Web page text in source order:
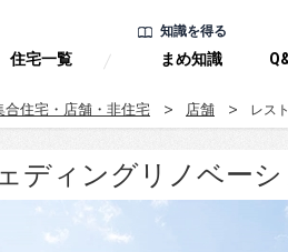
住宅一覧
知識を得る
まめ知識
合住宅・店舗・非住宅 店舗 レス
ディングリノベー